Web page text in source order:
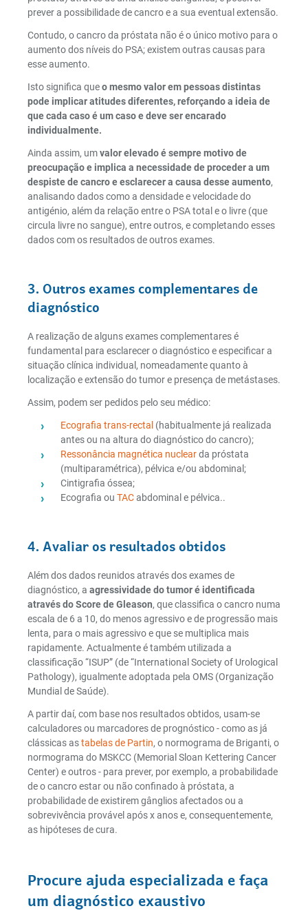
prever a possibilidade de cancro e a sua eventual extensão.
Contudo, o cancro da próstata não é o único motivo para o
aumento dos níveis do PSA; existem outras causas para
esse aumento.
Isto significa queo mesmo valor em pessoas distintas
pode implicar atitudes diferentes, reforçando a ideia de
que cada caso é um caso e deve ser encarado
individualmente.
Ainda assim, umvalor elevado é sempre motivo de
preocupação e implica a necessidade de proceder a um
despiste de cancro e esclarecer a causa desse aumento,
analisando dados como a densidade e velocidade do
antigénio, além da relação entre o PSA total e o livre (que
circula livre no sangue), entre outros, e completando esses
dados com os resultados de outros exames.
3. Outros exames complementares de
diagnóstico
A realização de alguns exames complementares é
fundamental para esclarecer o diagnóstico e especificar a
situação clínica individual, nomeadamente quanto à
localização e extensão do tumor e presença de metástases.
Assim, podem ser pedidos pelo seu médico:
Ecografia trans-rectal (habitualmente já realizada
antes ou na altura do diagnóstico do cancro);
Ressonância magnética nuclearda próstata
(multiparamétrica), pélvica e/ou abdominal;
Cintigrafia óssea;
Ecografia ou TACabdominal e pélvica..
4. Avaliar os resultados obtidos
Além dos dados reunidos através dos exames de
diagnóstico, a agressividade do tumor é identificada
através do Score de Gleason, que classifica o cancro numa
escala de 6 a 10, do menos agressivo e de progressão mais
lenta, para o mais agressivo e que se multiplica mais
rapidamente. Actualmente é também utilizada a
classificação “ISUP” (de “International Society of Urological
Pathology), igualmente adoptada pela OMS (Organização
Mundial de Saúde).
A partir daí, com base nos resultados obtidos, usam-se
calculadores ou marcadores de prognóstico - como as já
clássicas astabelas de Partin, o normograma de Briganti, o
normograma do MSKCC (Memorial Sloan Kettering Cancer
Center) e outros - para prever, por exemplo, a probabilidade
de o cancro estar ou não confinado à próstata, a
probabilidade de existirem gânglios afectados ou a
sobrevivência provável após x anos e, consequentemente,
as hipóteses de cura.
Procure ajuda especializada e faça
um diagnóstico exaustivo